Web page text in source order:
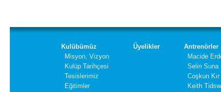
Kulübümüz
Misyon, Vizyon
Kulüp Tarihçesi
Tesislerimiz
Eğitimler
Üyelikler
Antrenörler
Macide
Selin Suna
Coşkun Kır
Keith